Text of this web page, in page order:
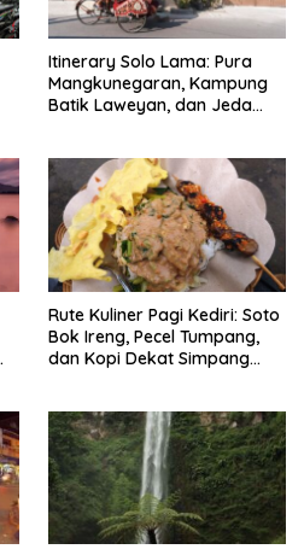
Itinerary Solo Lama: Pura
Mangkunegaran, Kampung
Batik Laweyan, dan Jeda
Rute Kuliner Pagi Kediri: Soto
Bok Ireng, Pecel Tumpang,
dan Kopi Dekat Simpang